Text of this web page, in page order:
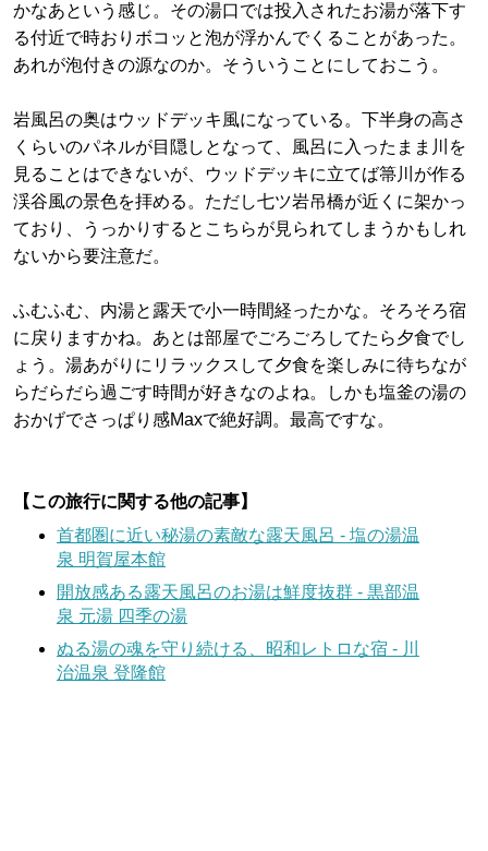
かなあという感じ。その湯口では投入されたお湯が落下す
る付近で時おりボコッと泡が浮かんでくることがあった。
あれが泡付きの源なのか。そういうことにしておこう。
岩風呂の奥はウッドデッキ風になっている。下半身の高さ
くらいのパネルが目隠しとなって、風呂に入ったまま川を
見ることはできないが、ウッドデッキに立てば箒川が作る
渓谷風の景色を拝める。ただし七ツ岩吊橋が近くに架かっ
ており、うっかりするとこちらが見られてしまうかもしれ
ないから要注意だ。
ふむふむ、内湯と露天で小一時間経ったかな。そろそろ宿
に戻りますかね。あとは部屋でごろごろしてたら夕食でし
ょう。湯あがりにリラックスして夕食を楽しみに待ちなが
らだらだら過ごす時間が好きなのよね。しかも塩釜の湯の
おかげでさっぱり感Maxで絶好調。最高ですな。
【この旅行に関する他の記事】
首都圏に近い秘湯の素敵な露天風呂 - 塩の湯温
泉 明賀屋本館
開放感ある露天風呂のお湯は鮮度抜群 - 黒部温
泉 元湯 四季の湯
ぬる湯の魂を守り続ける、昭和レトロな宿 - 川
治温泉 登隆館